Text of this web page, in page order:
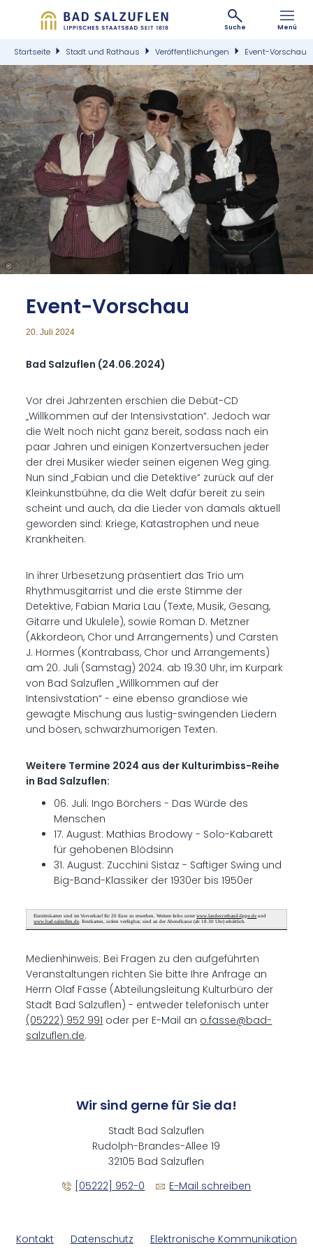
Suche Menü
Startseite Stadt und Rathaus Veröffentlichungen Event-Vorschau
©
Event-Vor­schau
20. Juli 2024
Bad Salzuflen (24.06.2024)
Vor drei Jahrzenten erschien die Debüt-CD
„Willkommen auf der Intensivstation“. Jedoch war
die Welt noch nicht ganz bereit, sodass nach ein
paar Jahren und einigen Konzertversuchen jeder
der drei Musiker wieder seinen eigenen Weg ging.
Nun sind „Fabian und die Detektive“ zurück auf der
Kleinkunstbühne, da die Welt dafür bereit zu sein
scheint und auch, da die Lieder von damals aktuell
geworden sind: Kriege, Katastrophen und neue
Krankheiten.
In ihrer Urbesetzung präsentiert das Trio um
Rhythmusgitarrist und die erste Stimme der
Detektive, Fabian Maria Lau (Texte, Musik, Gesang,
Gitarre und Ukulele), sowie Roman D. Metzner
(Akkordeon, Chor und Arrangements) und Carsten
J. Hormes (Kontrabass, Chor und Arrangements)
am 20. Juli (Samstag) 2024. ab 19.30 Uhr, im Kurpark
von Bad Salzuflen „Willkommen auf der
Intensivstation“ - eine ebenso grandiose wie
gewagte Mischung aus lustig-swingenden Liedern
und bösen, schwarzhumorigen Texten.
Weitere Termine 2024 aus der Kulturimbiss-Reihe
in Bad Salzuflen:
06. Juli: Ingo Börchers - Das Würde des
Menschen
17. August: Mathias Brodowy - Solo-Kabarett
für gehobenen Blödsinn
31. August: Zucchini Sistaz - Saftiger Swing und
Big-Band-Klassiker der 1930er bis 1950er
Eintrittskarten sind im Vorverkauf für 20 Euro zu erwerben. Weitere Infos unterwww.landesverband-lippe.de und
www.bad-salzuflen.de. Restkarten, sofern verfügbar, sind an der Abendkasse (ab 18.30 Uhr) erhältlich.
Medienhinweis: Bei Fragen zu den aufgeführten
Veranstaltungen richten Sie bitte Ihre Anfrage an
Herrn Olaf Fasse (Abteilungsleitung Kulturbüro der
Stadt Bad Salzuflen) - entweder telefonisch unter
(05222) 952 991 oder per E-Mail an o.fasse@bad-
salzuflen.de.
Wir sind gerne für Sie da!
Stadt Bad Salzuflen
Rudolph-Brandes-Allee 19
32105 Bad Salzuflen
[05222] 952-0
E-Mail schreiben
Kontakt Datenschutz
Elektronische Kommunikation